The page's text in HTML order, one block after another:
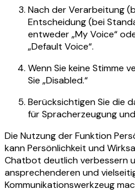
Nach der Verarbeitung
Entscheidung (bei
entweder „My Voice“
„Default Voice“.
Wenn Sie keine Stimme
Sie „Disabled.“
Berücksichtigen Sie die
für Spracherzeugung
Die Nutzung der Funktion
kann Persönlichkeit und
Chatbot deutlich verbessern
ansprechenderen und
Kommunikationswerkzeug